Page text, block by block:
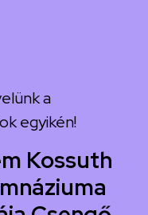
a
egyikén!
Kossuth